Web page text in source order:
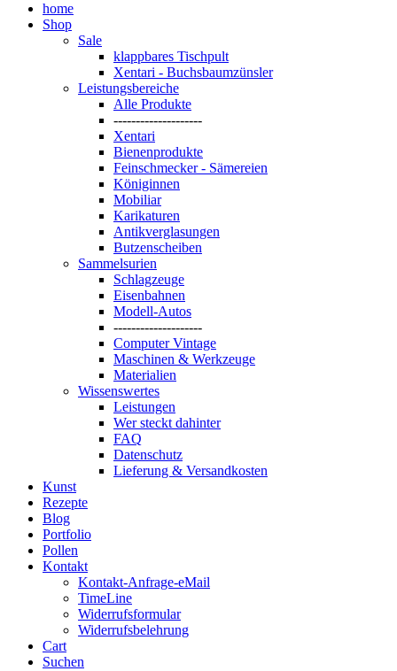
home
Shop
Sale
klappbares Tischpult
Xentari - Buchsbaumzünsler
Leistungsbereiche
Alle Produkte
--------------------
Xentari
Bienenprodukte
Feinschmecker - Sämereien
Königinnen
Mobiliar
Karikaturen
Antikverglasungen
Butzenscheiben
Sammelsurien
Schlagzeuge
Eisenbahnen
Modell-Autos
--------------------
Computer Vintage
Maschinen & Werkzeuge
Materialien
Wissenswertes
Leistungen
Wer steckt dahinter
FAQ
Datenschutz
Lieferung & Versandkosten
Kunst
Rezepte
Blog
Portfolio
Pollen
Kontakt
Kontakt-Anfrage-eMail
TimeLine
Widerrufsformular
Widerrufsbelehrung
Cart
Suchen